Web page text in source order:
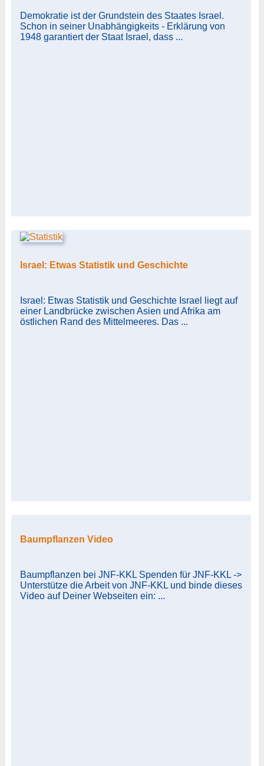
Demokratie ist der Grundstein des Staates Israel.
Schon in seiner Unabhängigkeits - Erklärung von
1948 garantiert der Staat Israel, dass ...
Israel: Etwas Statistik und Geschichte
Israel: Etwas Statistik und Geschichte Israel liegt auf
einer Landbrücke zwischen Asien und Afrika am
östlichen Rand des Mittelmeeres. Das ...
Baumpflanzen Video
Baumpflanzen bei JNF-KKL Spenden für JNF-KKL ->
Unterstütze die Arbeit von JNF-KKL und binde dieses
Video auf Deiner Webseiten ein: ...